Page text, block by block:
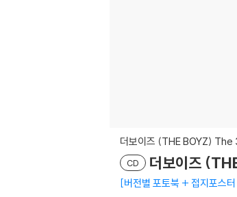
더보이즈 (THE BOYZ)
CD 더보이즈
버전별 포토북 + 접지포스